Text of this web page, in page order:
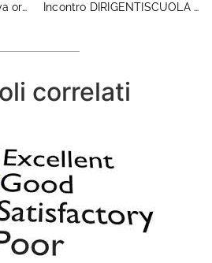
Corso preparazione prova orale concorso DS Incontro DIRIGENTISCUOLA Capo Dipartimento Dr.ssa Palumbo
correlati